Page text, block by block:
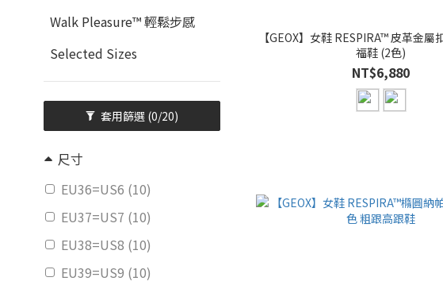
Walk Pleasure™ 輕鬆步感
Selected Sizes
套用篩選 (0/20)
尺寸
EU36=US6 (10)
EU37=US7 (10)
EU38=US8 (10)
EU39=US9 (10)
【GEOX】女鞋 RESPIRA™ 皮革金屬扣穆勒
福鞋 (2色)
NT$6,880